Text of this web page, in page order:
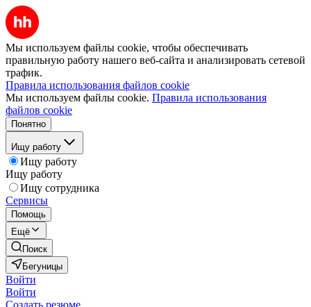
Мы используем файлы cookie, чтобы обеспечивать
правильную работу нашего веб-сайта и анализировать сетевой
трафик.
Правила использования файлов cookie
Мы используем файлы cookie. Правила использования
файлов cookie
Понятно
Ищу работу
Ищу работу
Ищу работу
Ищу сотрудника
Сервисы
Помощь
Ещё
Поиск
Бегуницы
Войти
Войти
Создать резюме